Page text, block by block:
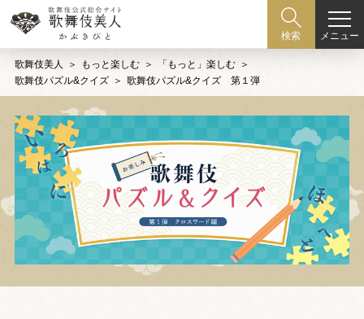
検索 メニュー
歌舞伎美人 もっと楽しむ
「もっと」楽しむ
歌舞伎パズル&クイズ
歌舞伎パズル&クイズ 第１弾